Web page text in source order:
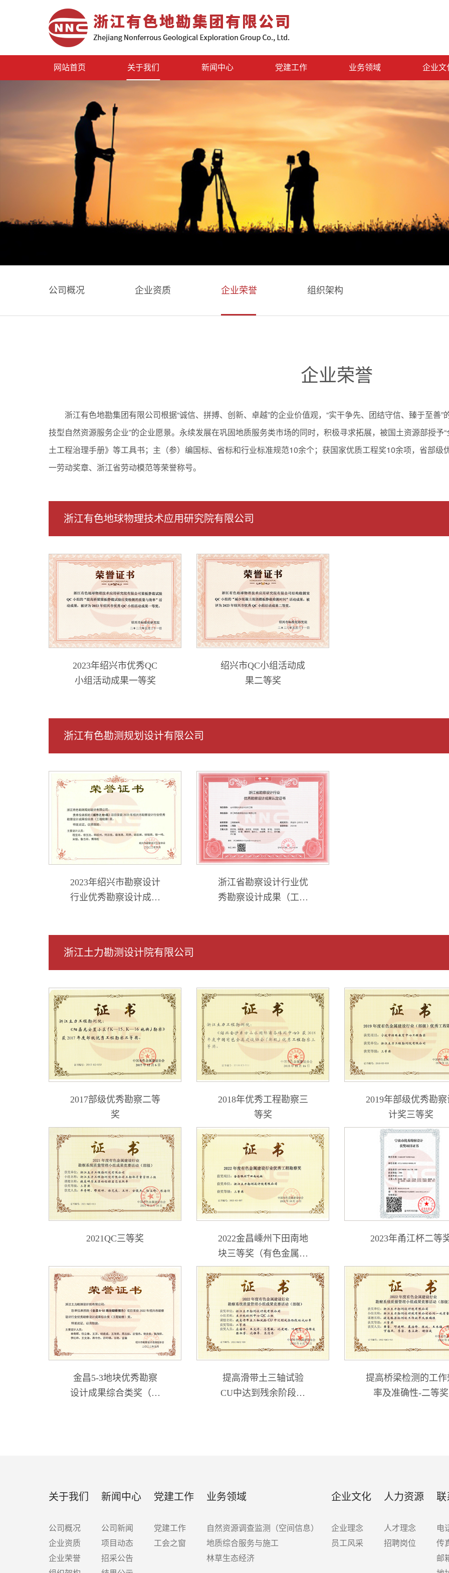
网站首页 关于我们 新闻中心 党建工作 业务领域 企业文
公司概况 企业资质 企业荣誉 组织架构
企业荣誉
浙江有色地勘集团有限公司根据“诚信、拼搏、创新、卓越”的企业价值观，“实干争先、团结守信、臻于至善
技型自然资源服务企业”的企业愿景。永续发展在巩固地质服务类市场的同时，积极寻求拓展，被国土资源部授予
土工程治理手册》等工具书；主（参）编国标、省标和行业标准规范10余个；获国家优质工程奖10余项，省部
一劳动奖章、浙江省劳动模范等荣誉称号。
浙江有色地球物理技术应用研究院有限公司
2023年绍兴市优秀QC
小组活动成果一等奖
绍兴市QC小组活动成
果二等奖
浙江有色勘测规划设计有限公司
2023年绍兴市勘察设计
行业优秀勘察设计成果
浙江省勘察设计行业优
秀勘察设计成果（工程
浙江土力勘测设计院有限公司
2017部级优秀勘察二等
奖
2018年优秀工程勘察三
等奖
2019年部级优秀勘察
计奖三等奖
2021QC三等奖
2022金昌嵊州下田南地
块三等奖（有色金属建
设协会）
2023年甬江杯二等
金昌5-3地块优秀勘察
设计成果综合类奖（兰
提高滑带土三轴试验
CU中达到残余阶段的
提高桥梁检测的工作
率及准确性-二等奖
关于我们
公司概况
企业资质
企业荣誉
新闻中心
公司新闻
项目动态
招采公告
党建工作
党建工作
工会之窗
业务领域
自然资源调查监测（空间信息）
地质综合服务与施工
林草生态经济
企业文化
企业理念
员工风采
人力资源
人才理念
招聘岗位
联
电
传
邮